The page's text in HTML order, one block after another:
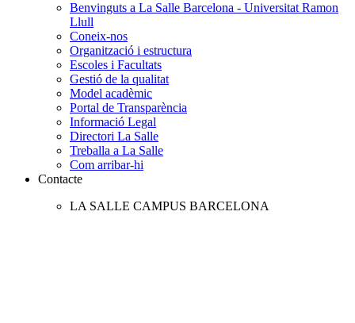
Benvinguts a La Salle Barcelona - Universitat Ramon
Llull
Coneix-nos
Organització i estructura
Escoles i Facultats
Gestió de la qualitat
Model acadèmic
Portal de Transparència
Informació Legal
Directori La Salle
Treballa a La Salle
Com arribar-hi
Contacte
LA SALLE CAMPUS BARCELONA